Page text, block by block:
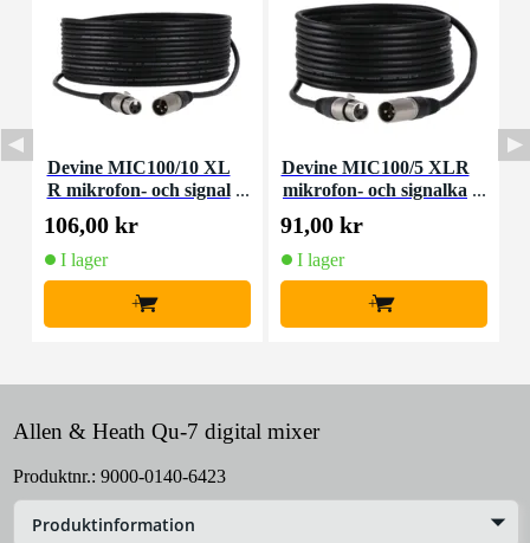
Devine MIC100/10 XL
R mikrofon- och signal
kabel 10 meter
106,00 kr
I lager
+
Devine MIC100/5 XLR
mikrofon- och signalka
bel 5 meter
91,00 kr
I lager
+
Allen & Heath Qu-7 digital mixer
Produktnr.: 9000-0140-6423
Produktinformation